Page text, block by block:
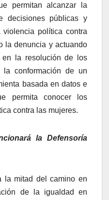
permitan alcanzar la
decisiones públicas y
violencia política contra
la denuncia y actuando
la resolución de los
conformación de un
basada en datos e
permita conocer los
contra las mujeres.
la Defensoría
la mitad del camino en
de la igualdad en